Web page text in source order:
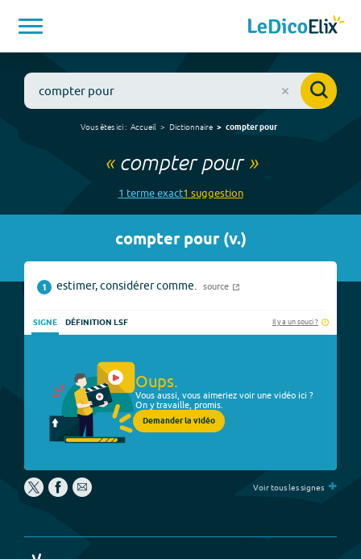
Vous êtes ici : Accueil Dictionnaire compter pour
« compter pour»
1 termeexact1 suggestion
compter pour(v.)
1 estimer, considérer comme. source
SIGNE DÉFINITION LSF Il y a un souci ?
Oups.
Vous aussi, vous aimeriez voir une vidéo ici ?
On y travaille, promis.
Demander la vidéo
Voir tous les signes +